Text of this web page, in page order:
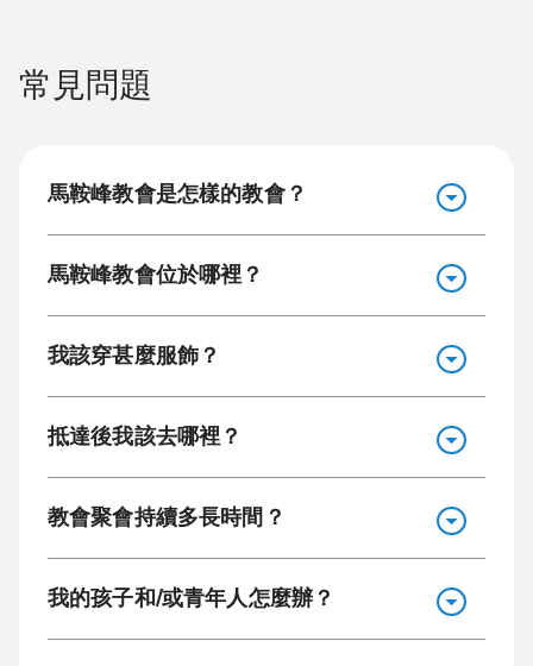
常見問題
馬鞍峰教會是怎樣的教會？
馬鞍峰教會位於哪裡？
我該穿甚麼服飾？
抵達後我該去哪裡？
教會聚會持續多長時間？
我的孩子和/或青年人怎麼辦？